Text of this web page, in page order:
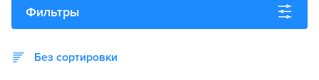
Фильтры
Без сортировки